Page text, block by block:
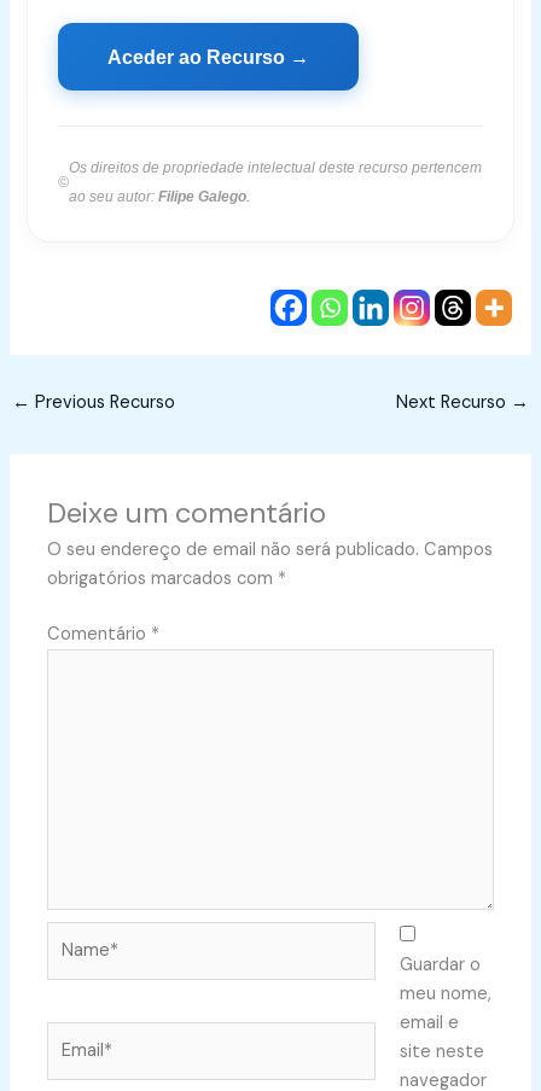
Aceder ao Recurso →
©
Os direitos de propriedade intelectual deste recurso pertencem
ao seu autor:Filipe Galego.
← Previous Recurso Next Recurso →
Deixe um comentário
O seu endereço de email não será publicado. Campos
obrigatórios marcados com *
Comentário *
Guardar o
meu nome,
email e
site neste
navegador